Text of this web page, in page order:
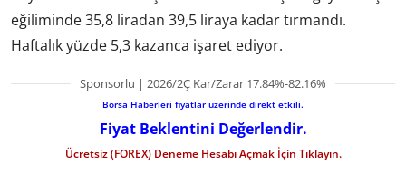
eğiliminde 35,8 liradan 39,5 liraya kadar tırmandı.
Haftalık yüzde 5,3 kazanca işaret ediyor.
Sponsorlu | 2026/2Ç Kar/Zarar 17.84%-82.16%
Borsa Haberleri fiyatlar üzerinde direkt etkili.
Fiyat Beklentini Değerlendir.
Ücretsiz (FOREX) Deneme Hesabı Açmak İçin Tıklayın.